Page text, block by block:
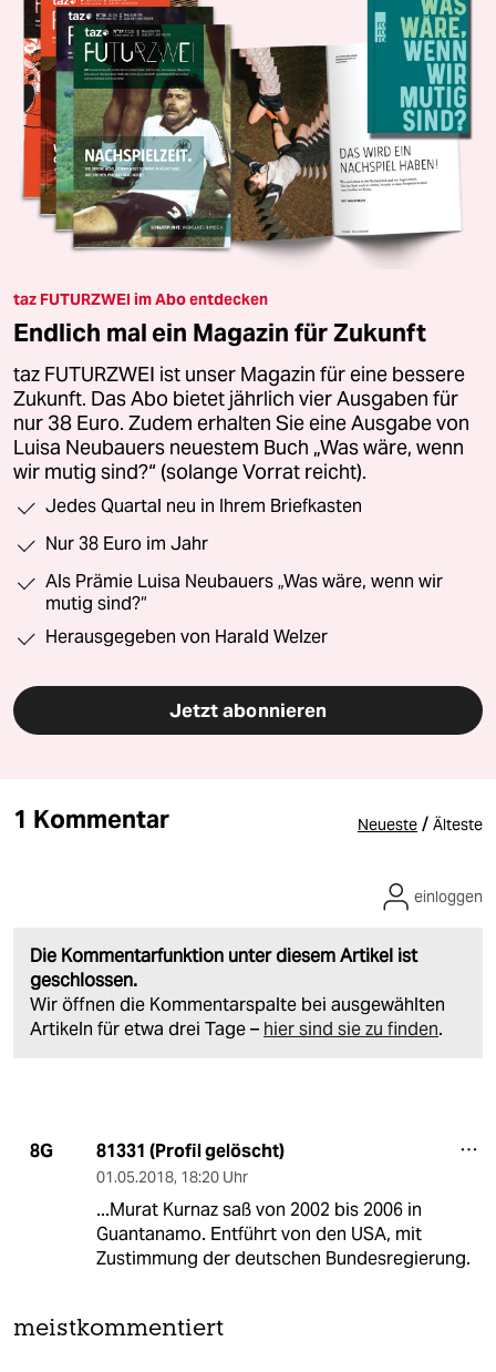
taz FUTURZWEI im Abo entdecken
Endlich mal ein Magazin für Zukunft
taz FUTURZWEI ist unser Magazin für eine bessere
Zukunft. Das Abo bietet jährlich vier Ausgaben für
nur 38 Euro. Zudem erhalten Sie eine Ausgabe von
Luisa Neubauers neuestem Buch „Was wäre, wenn
wir mutig sind?“ (solange Vorrat reicht).
Jedes Quartal neu in Ihrem Briefkasten
Nur 38 Euro im Jahr
Als Prämie Luisa Neubauers „Was wäre, wenn wir
mutig sind?“
Herausgegeben von Harald Welzer
Jetzt abonnieren
1 Kommentar Neueste / Älteste
Die Kommentarfunktion unter diesem Artikel ist
geschlossen.
Wir öffnen die Kommentarspalte bei ausgewählten
Artikeln für etwa drei Tage – hier sind sie zu finden.
einloggen
8G 81331 (Profil gelöscht)
01.05.2018, 18:20 Uhr
...Murat Kurnaz saß von 2002 bis 2006 in
Guantanamo. Entführt von den USA, mit
Zustimmung der deutschen Bundesregierung.
meistkommentiert